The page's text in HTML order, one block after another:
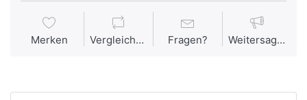
Merken Vergleichen Fragen? Weitersagen